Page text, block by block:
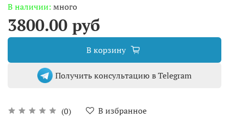
(0) В избранное
В наличии: много
3800.00 руб
В корзину
Получить консультацию в Telegram